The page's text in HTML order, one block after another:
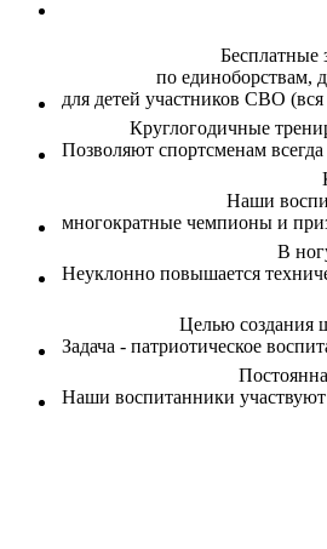
Бесплатные
по единоборствам,
для детей участников СВО
Круглогодичные
Позволяют спортсменам
Наши
многократные чемпионы и
В
Неуклонно повышается
Целью создания
Задача - патриотическое
Наши воспитанники